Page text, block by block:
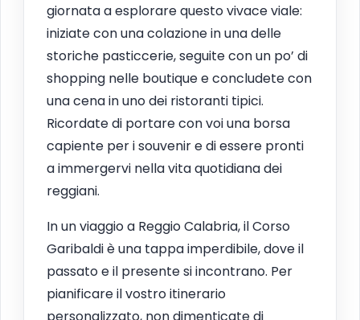
giornata a esplorare questo vivace viale:
iniziate con una colazione in una delle
storiche pasticcerie, seguite con un po’ di
shopping nelle boutique e concludete con
una cena in uno dei ristoranti tipici.
Ricordate di portare con voi una borsa
capiente per i souvenir e di essere pronti
a immergervi nella vita quotidiana dei
reggiani.
In un viaggio a Reggio Calabria, il Corso
Garibaldi è una tappa imperdibile, dove il
passato e il presente si incontrano. Per
pianificare il vostro itinerario
personalizzato, non dimenticate di